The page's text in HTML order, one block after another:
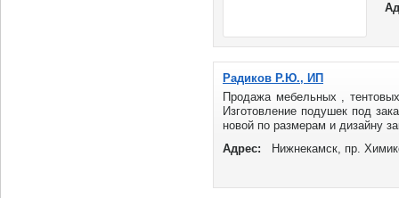
Радиков Р.Ю., ИП
Продажа мебельных ,
Изготовление подушек под
новой по размерам и дизайну
Адрес:
Нижнекамск, пр.